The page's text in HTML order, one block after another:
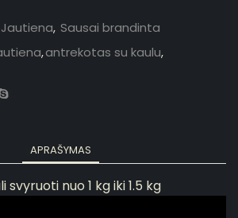
Jautiena, Sausai brandinta
,antrekotas su kaulu,
APRAŠYMAS
nuo 1 kg iki 1.5 kg